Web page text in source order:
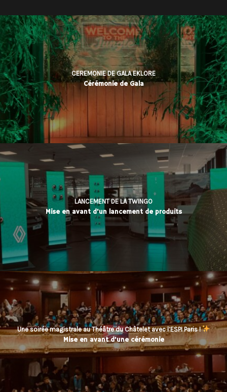
CEREMONIE DE GALA EKLORE
Cérémonie de Gala
LANCEMENT DE LA TWINGO
Mise en avant d'un lancement de produits
Une soirée magistrale au Théâtre du Châtelet avec l’ESPI Paris !
Mise en avant d'une cérémonie